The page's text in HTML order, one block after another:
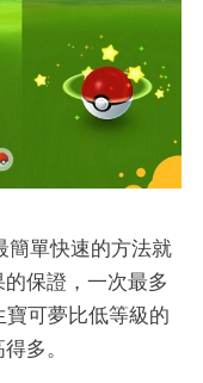
簡單快速的方法就
保證，一次最多
寶可夢比低等級的
多。